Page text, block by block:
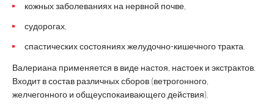
кожных заболеваниях на нервной почве,
судорогах,
спастических состояниях желудочно-кишечного тракта.
Валериана применяется в виде настоя, настоек и экстрактов.
Входит в состав различных сборов (ветрогонного,
желчегонного и общеуспокаивающего действия).